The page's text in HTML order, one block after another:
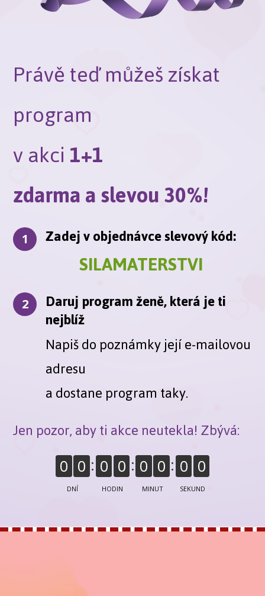
Právě teď můžeš získat
program
v akci1+1
zdarmaaslevou 30%!
1 Zadej v objednávce slevový kód:
SILAMATERSTVI
2 Daruj program ženě, která je ti
nejblíž
Napiš do poznámky její e-mailovou
adresu
a dostane program taky.
Jen pozor, aby ti akce neutekla! Zbývá:
0 0
DNÍ
0 0
HODIN
0 0
MINUT
0 0
SEKUND